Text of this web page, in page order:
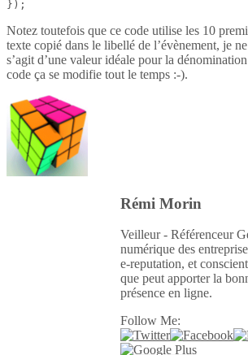
});
Notez toutefois que ce code utilise les 10
texte copié dans le libellé de l’évènement, je
s’agit d’une valeur idéale pour la
code ça se modifie tout le temps :-).
Rémi Morin
Veilleur - Référenceur
numérique des
e-reputation, et
que peut apporter la
présence en ligne.
Follow Me: